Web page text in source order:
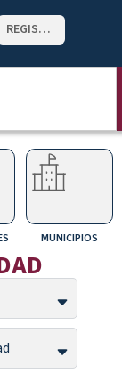
REGISTRATE
MUNICIPIOS